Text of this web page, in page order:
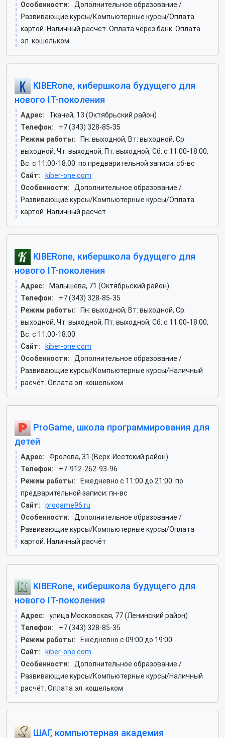
Особенности:
Дополнительное образование /
Развивающие курсы/Компьютерные курсы/Оплата
картой. Наличный расчёт. Оплата через банк. Оплата
эл. кошельком
KIBERone, кибершкола будущего для
нового IT-поколения
Адрес:
Ткачей, 13 (Октябрьский район)
Телефон:
+7 (343) 328-85-35
Режим работы:
Пн: выходной, Вт: выходной, Ср:
выходной, Чт: выходной, Пт: выходной, Сб: c 11:00-18:00,
Вс: c 11:00-18:00. по предварительной записи: сб-вс
Сайт:
kiber-one.com
Особенности:
Дополнительное образование /
Развивающие курсы/Компьютерные курсы/Оплата
картой. Наличный расчёт
KIBERone, кибершкола будущего для
нового IT-поколения
Адрес:
Малышева, 71 (Октябрьский район)
Телефон:
+7 (343) 328-85-35
Режим работы:
Пн: выходной, Вт: выходной, Ср:
выходной, Чт: выходной, Пт: выходной, Сб: c 11:00-18:00,
Вс: c 11:00-18:00
Сайт:
kiber-one.com
Особенности:
Дополнительное образование /
Развивающие курсы/Компьютерные курсы/Наличный
расчёт. Оплата эл. кошельком
ProGame, школа программирования для
детей
Адрес:
Фролова, 31 (Верх-Исетский район)
Телефон:
+7-912-262-93-96
Режим работы:
Ежедневно с 11:00 до 21:00. по
предварительной записи: пн-вс
Сайт:
progame96.ru
Особенности:
Дополнительное образование /
Развивающие курсы/Компьютерные курсы/Оплата
картой. Наличный расчёт
KIBERone, кибершкола будущего для
нового IT-поколения
Адрес:
улица Московская, 77 (Ленинский район)
Телефон:
+7 (343) 328-85-35
Режим работы:
Ежедневно с 09:00 до 19:00
Сайт:
kiber-one.com
Особенности:
Дополнительное образование /
Развивающие курсы/Компьютерные курсы/Наличный
расчёт. Оплата эл. кошельком
ШАГ, компьютерная академия